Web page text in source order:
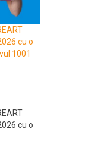
cu o
1001
cu o